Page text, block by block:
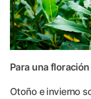
Para una
Otoño e invierno